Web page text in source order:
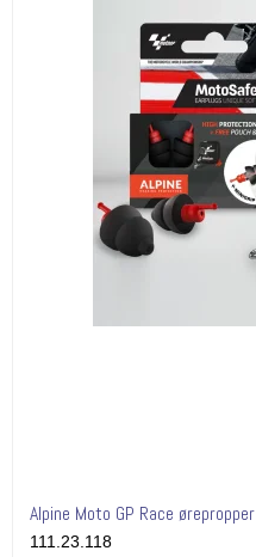
Alpine Moto GP Race ørepropper
111.23.118